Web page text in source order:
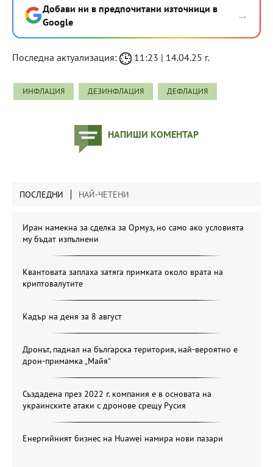
Добави ни в предпочитани източници в
Google
→
Последна актуализация: 11:23 | 14.04.25 г.
ИНФЛАЦИЯ ДЕЗИНФЛАЦИЯ ДЕФЛАЦИЯ
НАПИШИ КОМЕНТАР
ПОСЛЕДНИ НАЙ-ЧЕТЕНИ
Иран намекна за сделка за Ормуз, но само ако условията
му бъдат изпълнени
Квантовата заплаха затяга примката около врата на
криптовалутите
Кадър на деня за 8 август
Дронът, паднал на българска територия, най-вероятно е
дрон-примамка „Майя“
Създадена през 2022 г. компания е в основата на
украинските атаки с дронове срещу Русия
Енергийният бизнес на Huawei намира нови пазари